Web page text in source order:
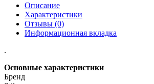
Описание
Характеристики
Отзывы (0)
Информационная вкладка
.
Основные характеристики
Бренд